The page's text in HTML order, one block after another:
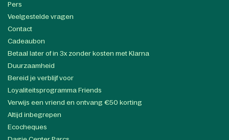
Pers
Veelgestelde vragen
Contact
Cadeaubon
Betaal later of in 3x zonder kosten met Klarna
Duurzaamheid
Bereid je verblijf voor
Loyaliteitsprogramma Friends
Verwijs een vriend en ontvang €50 korting
Altijd inbegrepen
Ecocheques